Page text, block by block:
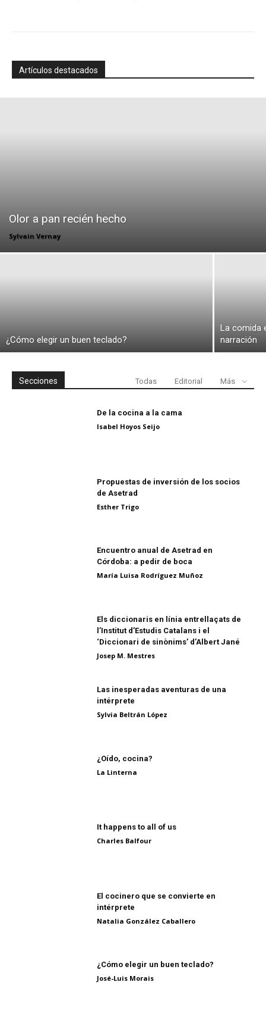
Artículos destacados
Olor a pan recién hecho
Sylvain Vernay
¿Cómo elegir un buen teclado?
La comida
narración
Secciones Todas Editorial Más
De la cocina a la cama
Isabel Hoyos Seijo
Propuestas de inversión de los socios
de Asetrad
Esther Trigo
Encuentro anual de Asetrad en
Córdoba: a pedir de boca
María Luisa Rodríguez Muñoz
Els diccionaris en línia entrellaçats de
l’Institut d’Estudis Catalans i el
‘Diccionari de sinònims’ d’Albert Jané
Josep M. Mestres
Las inesperadas aventuras de una
intérprete
Sylvia Beltrán López
¿Oído, cocina?
La Linterna
It happens to all of us
Charles Balfour
El cocinero que se convierte en
intérprete
Natalia González Caballero
¿Cómo elegir un buen teclado?
José-Luis Morais